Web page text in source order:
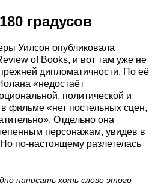
градусов
Уилсон опубликовала
of Books, и вот там уже не
дипломатичности. По её
«недостаёт
политической и
фильме «нет постельных сцен,
Отдельно она
персонажам, увидев в
по-настоящему разлетелась
написать хоть слово этого